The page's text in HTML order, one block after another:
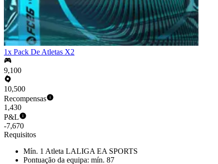
1x Pack De Atletas X2
9,100
10,500
Recompensas
1,430
P&L
-7,670
Requisitos
Mín. 1 Atleta LALIGA EA SPORTS
Pontuação da equipa: mín. 87